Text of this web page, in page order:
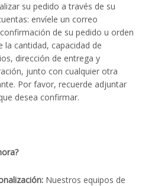
su pedido a través de su
envíele un correo
de su pedido u orden
la cantidad, capacidad de
dirección de entrega y
junto con cualquier otra
Por favor, recuerde adjuntar
desea confirmar.
Nuestros equipos de